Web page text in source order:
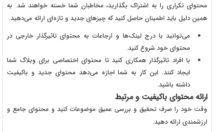
محتوای تکراری را به اشتراک بگذارید، مخاطبان شما خسته خواهند شد. به
همین دلیل باید اطمینان حاصل کنید که چیزهای جدید و تازه‌ای ارائه می‌دهید.
می‌توانید با درج لینک‌ها و ارجاعات به محتوای تاثیرگذار خارجی در
محتوای خود شروع کنید.
با افراد تاثیرگذار همکاری کنید تا محتوای اختصاصی برای وبلاگ شما
ایجاد کنند. این کار به شما اجازه می‌دهد محتوای جدید و باکیفیت
داشته باشید.
ارائه محتوای باکیفیت و مرتبط
وقت خود را صرف تحقیق و بررسی عمیق موضوعات کنید و محتوای جامع و
ارزشمندی ارائه دهید.